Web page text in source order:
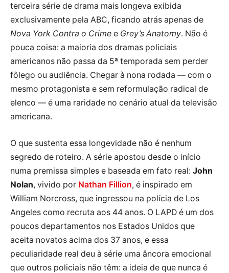
terceira série de drama mais longeva exibida
exclusivamente pela ABC, ficando atrás apenas de
Nova York Contra o Crime e Grey’s Anatomy. Não é
pouca coisa: a maioria dos dramas policiais
americanos não passa da 5ª temporada sem perder
fôlego ou audiência. Chegar à nona rodada — com o
mesmo protagonista e sem reformulação radical de
elenco — é uma raridade no cenário atual da televisão
americana.
O que sustenta essa longevidade não é nenhum
segredo de roteiro. A série apostou desde o início
numa premissa simples e baseada em fato real: John
Nolan, vivido por Nathan Fillion, é inspirado em
William Norcross, que ingressou na polícia de Los
Angeles como recruta aos 44 anos. O LAPD é um dos
poucos departamentos nos Estados Unidos que
aceita novatos acima dos 37 anos, e essa
peculiaridade real deu à série uma âncora emocional
que outros policiais não têm: a ideia de que nunca é